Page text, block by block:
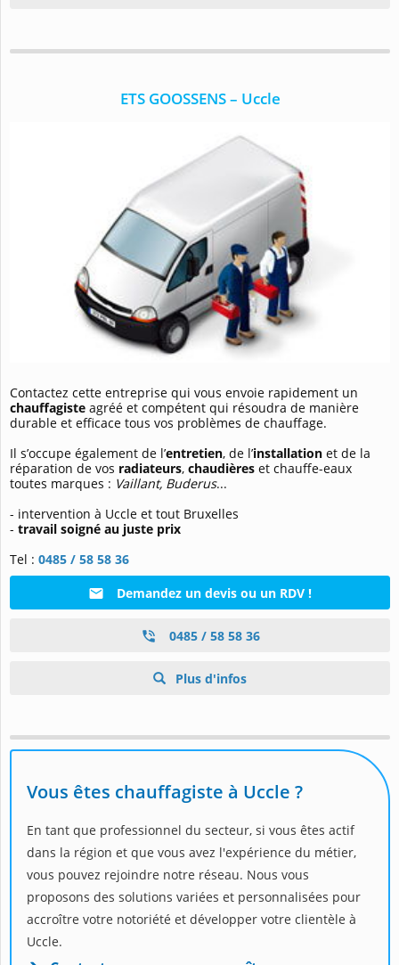
ETS GOOSSENS – Uccle
Contactez cette entreprise qui vous envoie rapidement un
chauffagiste agréé et compétent qui résoudra de manière
durable et efficace tous vos problèmes de chauffage.
Il s’occupe également de l’entretien, de l’installation et de la
réparation de vos radiateurs, chaudières et chauffe-eaux
toutes marques : Vaillant, Buderus...
- intervention à Uccle et tout Bruxelles
- travail soigné au juste prix
Tel : 0485 / 58 58 36
Demandez un devis ou un RDV !
0485 / 58 58 36
Plus d'infos
Vous êtes chauffagiste à Uccle ?
En tant que professionnel du secteur, si vous êtes actif
dans la région et que vous avez l'expérience du métier,
vous pouvez rejoindre notre réseau. Nous vous
proposons des solutions variées et personnalisées pour
accroître votre notoriété et développer votre clientèle à
Uccle.